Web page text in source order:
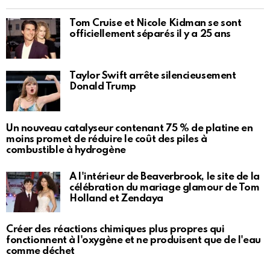
Tom Cruise et Nicole Kidman se sont
officiellement séparés il y a 25 ans
Taylor Swift arrête silencieusement
Donald Trump
Un nouveau catalyseur contenant 75 % de platine en
moins promet de réduire le coût des piles à
combustible à hydrogène
À l'intérieur de Beaverbrook, le site de la
célébration du mariage glamour de Tom
Holland et Zendaya
Créer des réactions chimiques plus propres qui
fonctionnent à l'oxygène et ne produisent que de l'eau
comme déchet